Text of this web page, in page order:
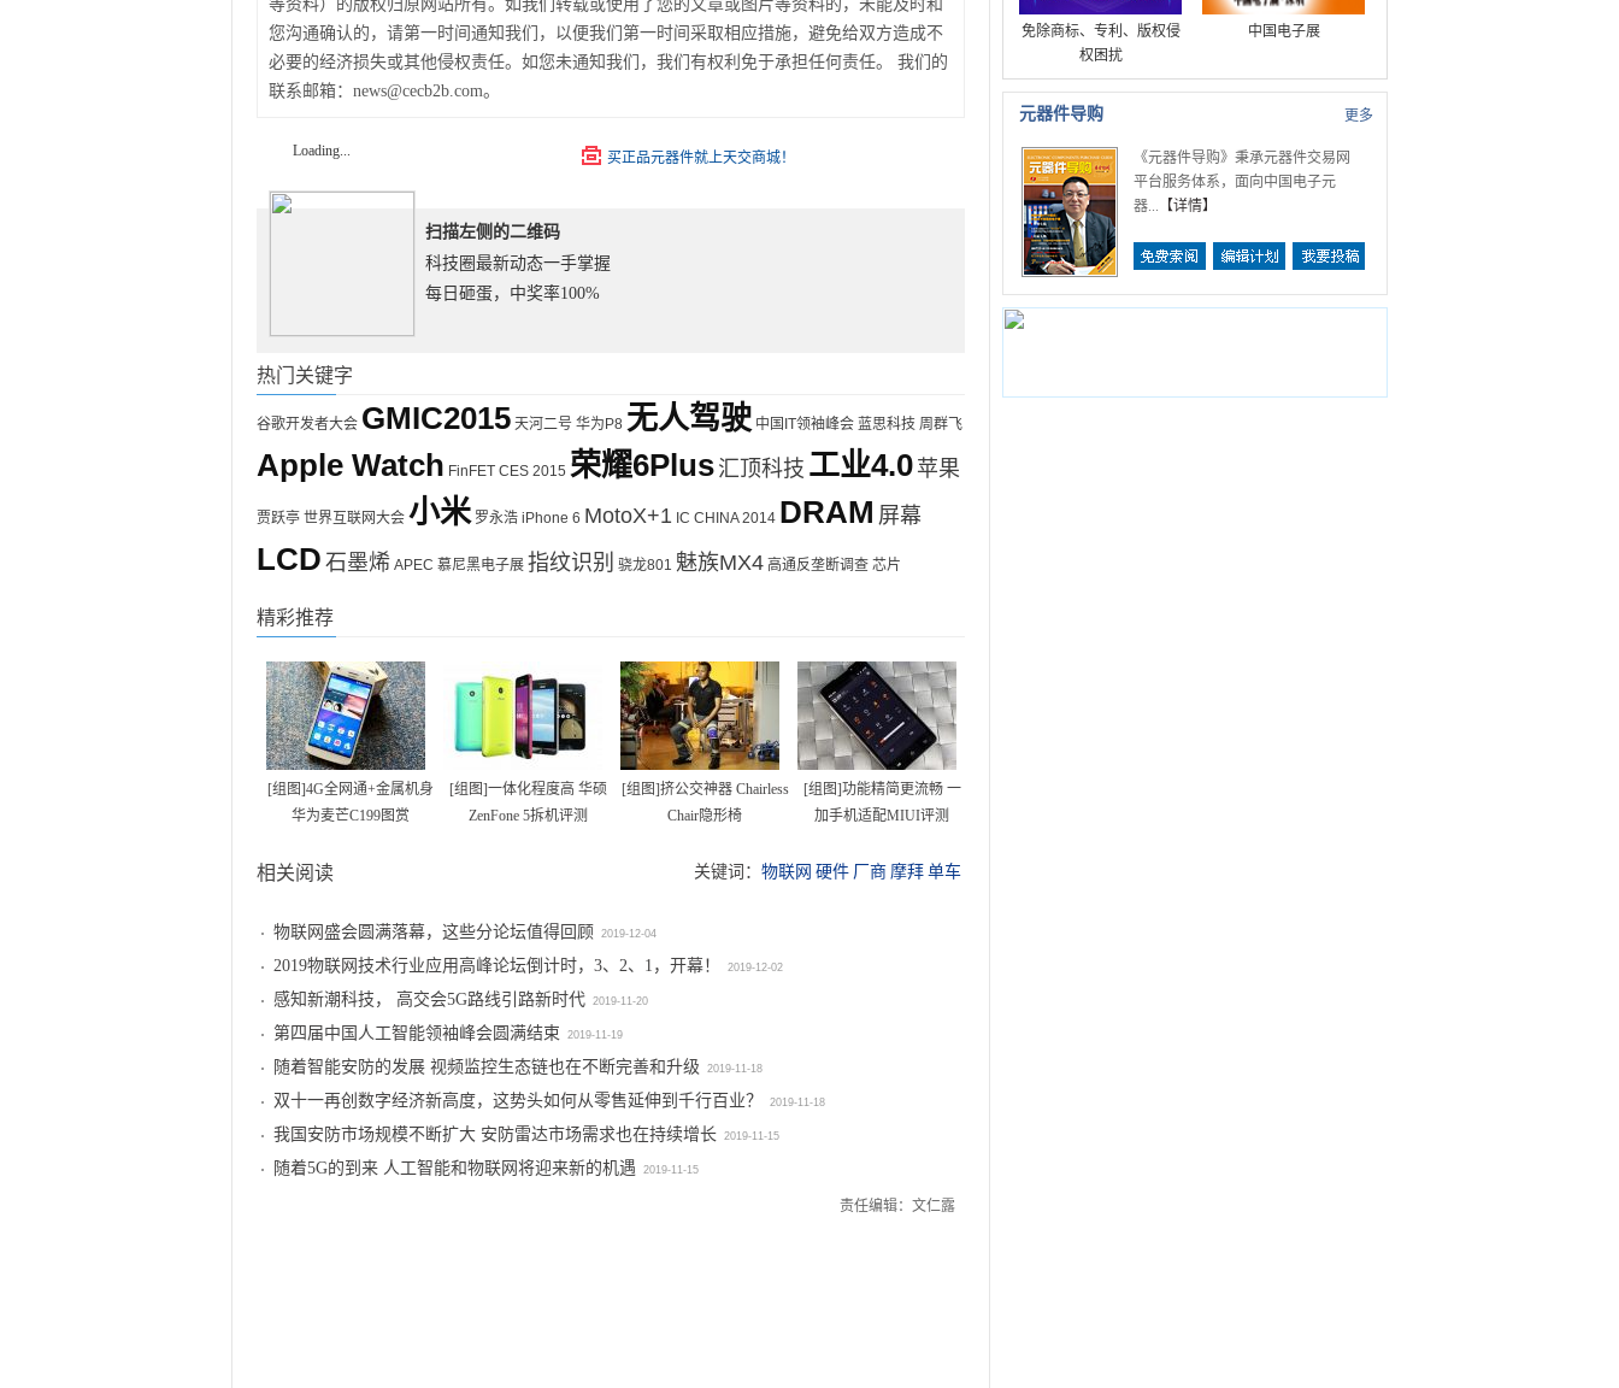
等资料）的版权归原网站所有。如我们转载或使用了您的文章或图片等资料的，未能及时和
您沟通确认的，请第一时间通知我们，以便我们第一时间采取相应措施，避免给双方造成不
必要的经济损失或其他侵权责任。如您未通知我们，我们有权利免于承担任何责任。 我们的
联系邮箱：news@cecb2b.com。
Loading... 买正品元器件就上天交商城！
扫描左侧的二维码
科技圈最新动态一手掌握
每日砸蛋，中奖率100%
热门关键字
谷歌开发者大会 GMIC2015 天河二号 华为P8 无人驾驶 中国IT领袖峰会 蓝思科技 周群飞
Apple Watch FinFET CES 2015 荣耀6Plus 汇顶科技 工业4.0 苹果
贾跃亭 世界互联网大会 小米 罗永浩 iPhone 6 MotoX+1 IC CHINA 2014 DRAM 屏幕
LCD 石墨烯 APEC 慕尼黑电子展 指纹识别 骁龙801 魅族MX4 高通反垄断调查 芯片
精彩推荐
[组图]4G全网通+金属机身
华为麦芒C199图赏
[组图]一体化程度高 华硕
ZenFone 5拆机评测
[组图]挤公交神器 Chairless
Chair隐形椅
[组图]功能精简更流畅 一
加手机适配MIUI评测
相关阅读 关键词： 物联网 硬件 厂商 摩拜 单车
物联网盛会圆满落幕，这些分论坛值得回顾 2019-12-04
2019物联网技术行业应用高峰论坛倒计时，3、2、1，开幕！ 2019-12-02
感知新潮科技， 高交会5G路线引路新时代 2019-11-20
第四届中国人工智能领袖峰会圆满结束 2019-11-19
随着智能安防的发展 视频监控生态链也在不断完善和升级 2019-11-18
双十一再创数字经济新高度，这势头如何从零售延伸到千行百业？ 2019-11-18
我国安防市场规模不断扩大 安防雷达市场需求也在持续增长 2019-11-15
随着5G的到来 人工智能和物联网将迎来新的机遇 2019-11-15
责任编辑：文仁露
免除商标、专利、版权侵
权困扰
中国电子展
更多
元器件导购
《元器件导购》秉承元器件交易网
平台服务体系，面向中国电子元
器... 【详情】